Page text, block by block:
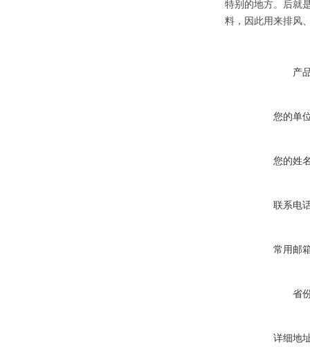
特别的地方。后就
料，因此用来排风
产
您的单
您的姓
联系电
常用邮
省
详细地